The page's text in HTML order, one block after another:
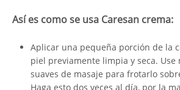
Así es como se usa Caresan crema:
Aplicar una pequeña porción de la
piel previamente limpia y seca. Use
suaves de masaje para frotarlo
Haga esto dos veces al día, por la